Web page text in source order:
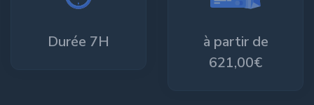
Durée 7H
à partir de
621,00€